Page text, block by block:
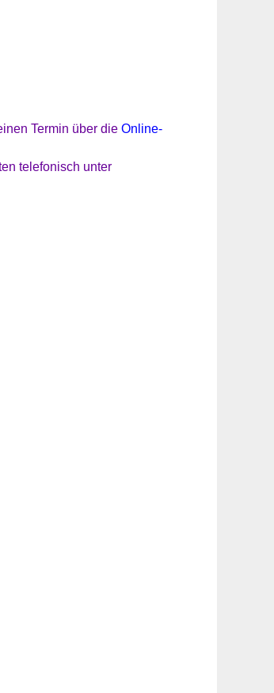
Termin über die Online-
telefonisch unter